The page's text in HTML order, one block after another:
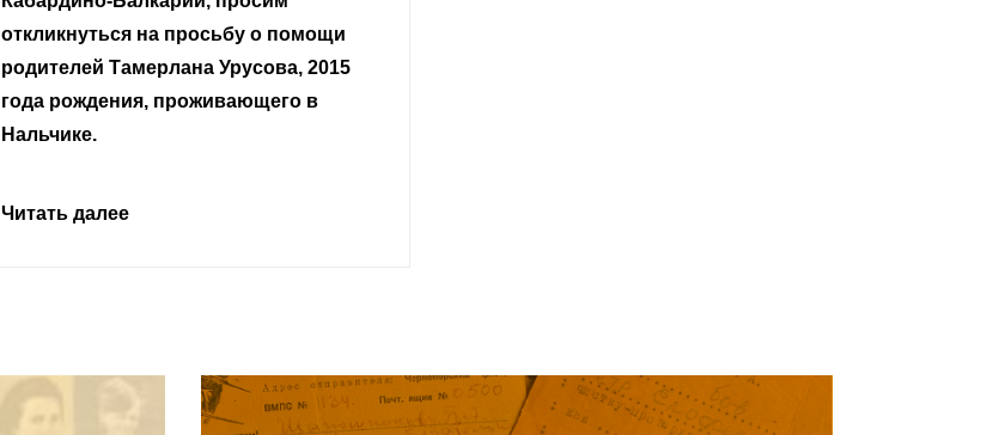
откликнуться на просьбу о помощи
родителей Тамерлана Урусова, 2015
года рождения, проживающего в
Нальчике.
Читать далее